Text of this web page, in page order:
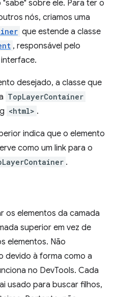
sobre ele. Para ter o
nós, criamos uma
que estende a classe
, responsável pelo
desejado, a classe que
TopLayerContainer
<html> .
indica que o elemento
como um link para o
.
os elementos da camada
superior em vez de
elementos. Não
devido à forma como a
no DevTools. Cada
usado para buscar filhos,